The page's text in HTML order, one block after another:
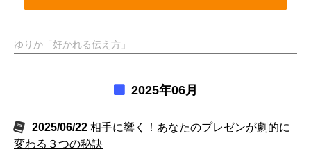
ゆりか「好かれる伝え方」
2025年06月
2025/06/22 相手に響く！あなたのプレゼンが劇的に
変わる３つの秘訣